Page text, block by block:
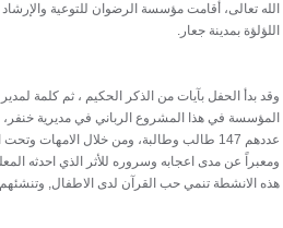
الله تعالى، أقامت مؤسسة الرضوان للتوعية
اللؤلؤة بمدينة جعار.
وقد بدأ الحفل بآيات من الذكر الحكيم ، ثم كلمة
المؤسسة في هذا المشروع الرباني في مديرية
عددهم 147 طالب وطالبة، ومن خلال
ومعبراً عن مدى اعجابه وسروره للأثر الذي احدثه
هذه الانشطة تنمي حب القرآن لدى الاطفال, وتنشئهم